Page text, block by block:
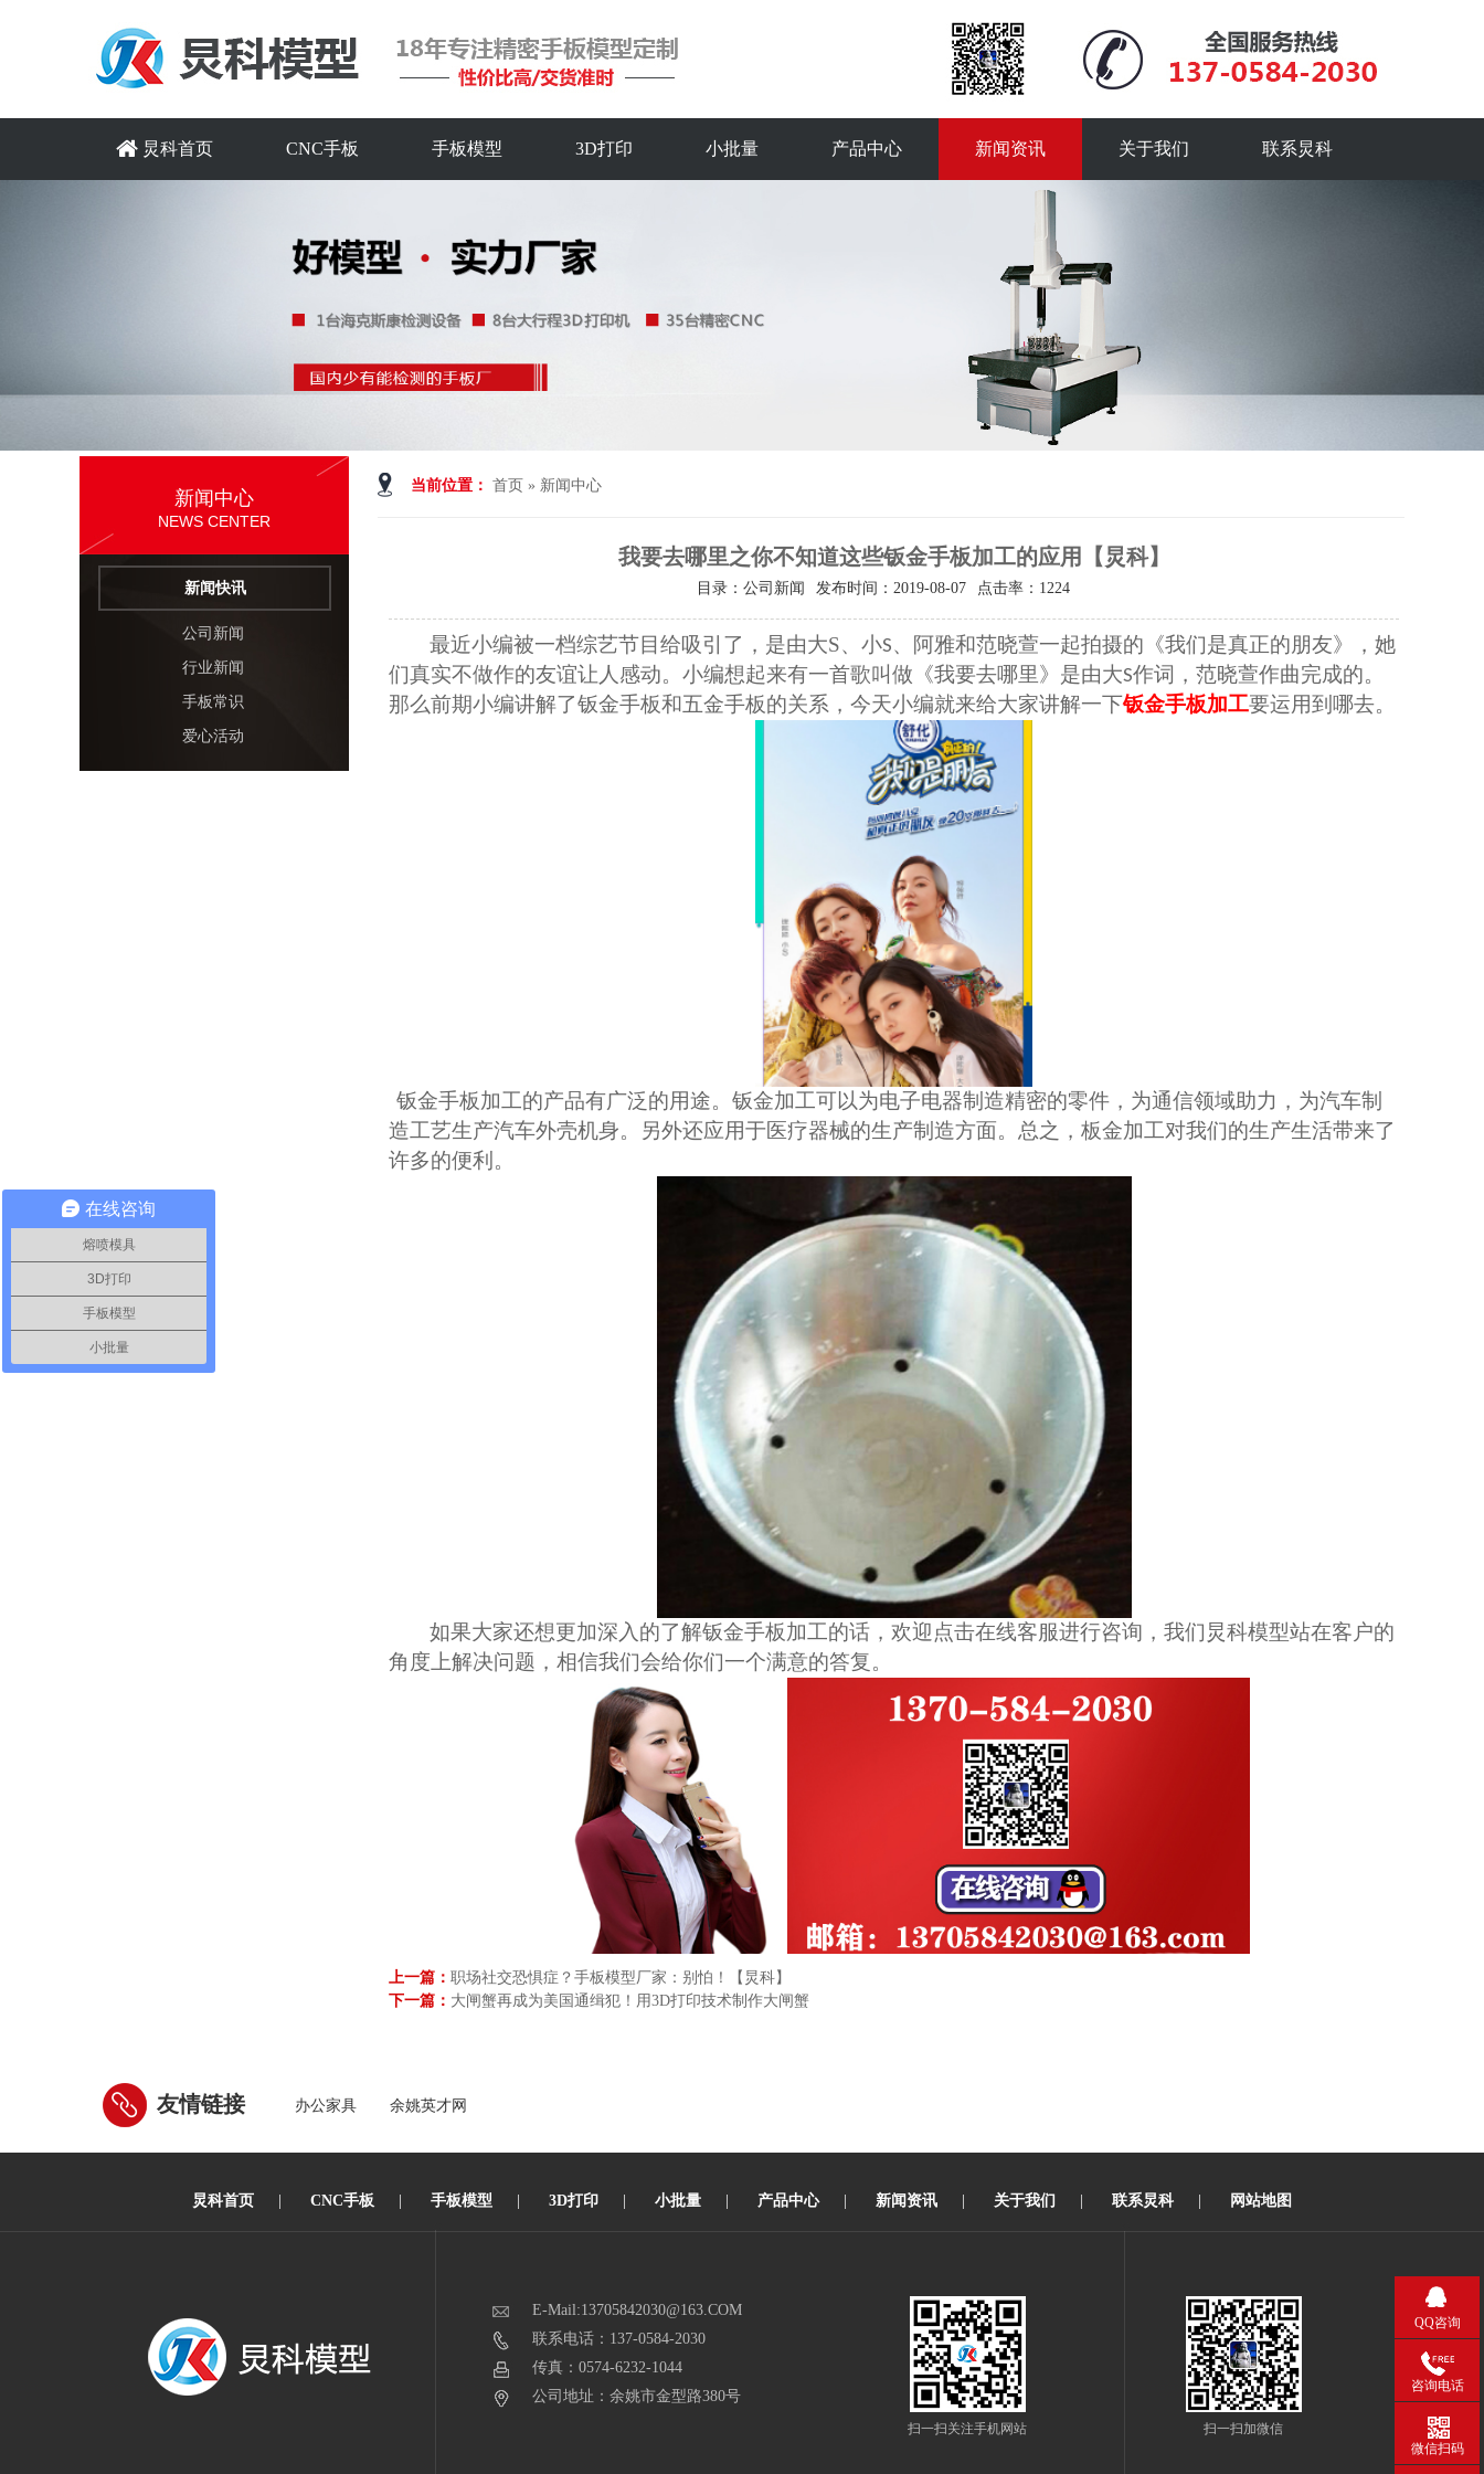
炅科首页 CNC手板 手板模型 3D打印 小批量 产品中心 新闻资讯 关于我们 联系炅科
当前位置： 首页 » 新闻中心
我要去哪里之你不知道这些钣金手板加工的应用【炅科】
目录：公司新闻 发布时间：2019-08-07 点击率： 1224
最近小编被一档综艺节目给吸引了，是由大S、小S、阿雅和范晓萱一起拍摄的《我们是真正的朋友》，她
们真实不做作的友谊让人感动。小编想起来有一首歌叫做《我要去哪里》是由大S作词，范晓萱作曲完成的。
那么前期小编讲解了钣金手板和五金手板的关系，今天小编就来给大家讲解一下钣金手板加工要运用到哪去。
钣金手板加工的产品有广泛的用途。钣金加工可以为电子电器制造精密的零件，为通信领域助力，为汽车制
造工艺生产汽车外壳机身。另外还应用于医疗器械的生产制造方面。总之，板金加工对我们的生产生活带来了
许多的便利。
如果大家还想更加深入的了解钣金手板加工的话，欢迎点击在线客服进行咨询，我们炅科模型站在客户的
角度上解决问题，相信我们会给你们一个满意的答复。
上一篇： 职场社交恐惧症？手板模型厂家：别怕！【炅科】
下一篇： 大闸蟹再成为美国通缉犯！用3D打印技术制作大闸蟹
新闻中心
NEWS CENTER
新闻快讯
公司新闻
行业新闻
手板常识
爱心活动
友情链接 办公家具 余姚英才网
炅科首页 CNC手板 手板模型 3D打印 小批量 产品中心 新闻资讯 关于我们 联系炅科 网站地图
E-Mail:13705842030@163.COM
联系电话：137-0584-2030
传真：0574-6232-1044
公司地址：余姚市金型路380号
扫一扫关注手机网站 扫一扫加微信
QQ咨询
咨询电话
微信扫码
在线咨询
熔喷模具
3D打印
手板模型
小批量